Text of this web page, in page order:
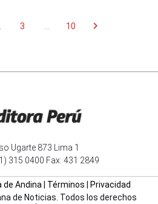
3 10 chevron_right
Ugarte 873 Lima 1
315 0400 Fax: 431 2849
de Andina Términos
Privacidad
de Noticias. Todos los derechos